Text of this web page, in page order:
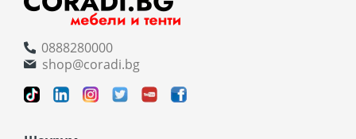
0888280000
shop@coradi.bg